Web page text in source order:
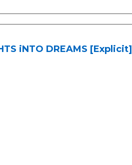
iNTO DREAMS [Explicit]